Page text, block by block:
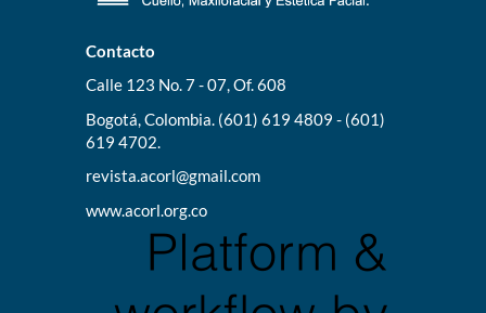
Contacto
Calle 123 No. 7 - 07, Of. 608
Bogotá, Colombia. (601) 619 4809 - (601)
619 4702.
revista.acorl@gmail.com
www.acorl.org.co